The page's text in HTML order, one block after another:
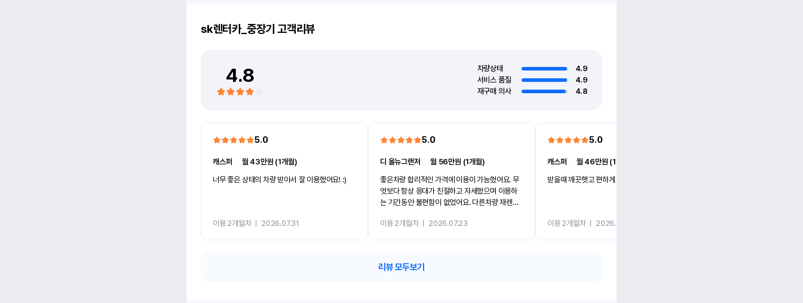
sk렌터카_중장기 고객리뷰
4.8 차량상태
4.9
서비스 품질
4.9
재구매 의사
4.8
5.0
캐스퍼
월 43만원 (1개월)
너무 좋은 상태의 차량 받아서 잘 이용했어요! :)
이용 2개월차ㅣ 2026.07.31
5.0
디 올뉴그랜저 ㅣ월 56만원 (1개월)
좋은차량 합리적인 가격에 이용이 가능했어요. 무
엇보다 항상 응대가 친절하고 자세했으며 이용하
는 기간동안 불편함이 없었어요. 다른차량 재렌트
카 렌트 고민없이 강추합니다!!
이용 2개월차ㅣ 2026.07.23
5.0
캐스퍼
월 46만원 (1개월)
받을때 깨끗햇고 편하게 잘이용했습니다!
이용 2개월차ㅣ 2026.07.08
리뷰 모두보기